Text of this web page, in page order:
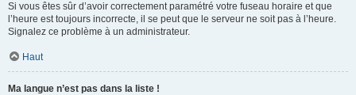
Si vous êtes sûr d’avoir correctement paramétré votre fuseau horaire et que
l’heure est toujours incorrecte, il se peut que le serveur ne soit pas à l’heure.
Signalez ce problème à un administrateur.
Haut
Ma langue n’est pas dans la liste !